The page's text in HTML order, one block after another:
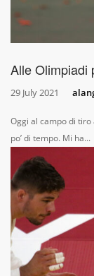
Alle Olimpiadi
29 July 2021
Oggi al campo di
po’ di tempo. Mi ha...